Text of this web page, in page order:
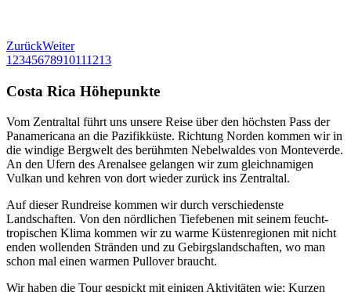
ZurückWeiter
12345678910111213
Costa Rica Höhepunkte
Vom Zentraltal führt uns unsere Reise über den höchsten Pass der
Panamericana an die Pazifikküste. Richtung Norden kommen wir in
die windige Bergwelt des berühmten Nebelwaldes von Monteverde.
An den Ufern des Arenalsee gelangen wir zum gleichnamigen
Vulkan und kehren von dort wieder zurück ins Zentraltal.
Auf dieser Rundreise kommen wir durch verschiedenste
Landschaften. Von den nördlichen Tiefebenen mit seinem feucht-
tropischen Klima kommen wir zu warme Küstenregionen mit nicht
enden wollenden Stränden und zu Gebirgslandschaften, wo man
schon mal einen warmen Pullover braucht.
Wir haben die Tour gespickt mit einigen Aktivitäten wie: Kurzen